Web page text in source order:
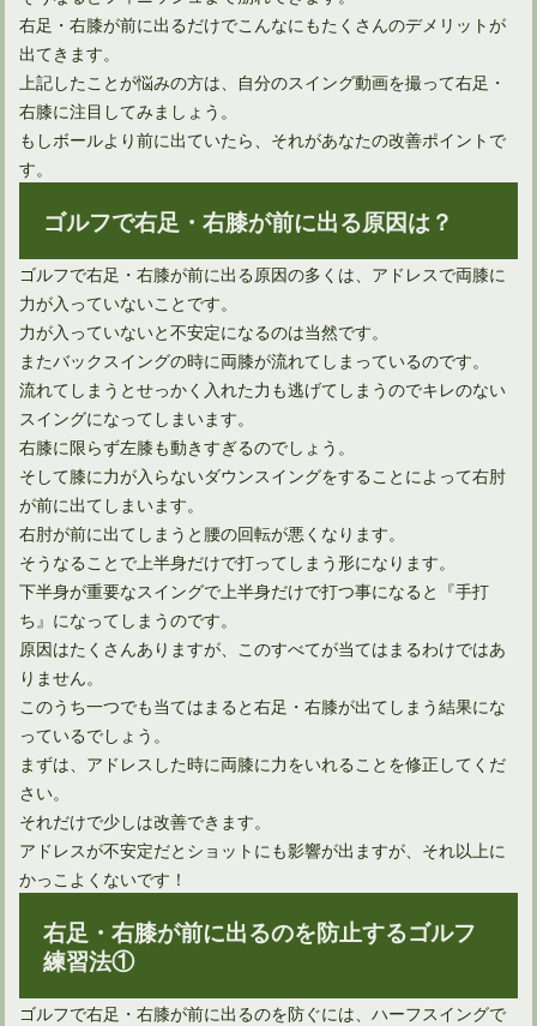
ドライバーの引っ掛けはシャフトの前に確認することがある
ユーティリティは打ち方によってボール位置を変えればOK！
ドライバーを構えたときの手首の角度は再現できる？
右足・右膝が前に出るだけでこんなにもたくさんのデメリットが
出てきます。
上記したことが悩みの方は、自分のスイング動画を撮って右足・
右膝に注目してみましょう。
もしボールより前に出ていたら、それがあなたの改善ポイントで
す。
ゴルフで右足・右膝が前に出る原因は？
ゴルフで右足・右膝が前に出る原因の多くは、アドレスで両膝に
力が入っていないことです。
力が入っていないと不安定になるのは当然です。
またバックスイングの時に両膝が流れてしまっているのです。
流れてしまうとせっかく入れた力も逃げてしまうのでキレのない
スイングになってしまいます。
右膝に限らず左膝も動きすぎるのでしょう。
そして膝に力が入らないダウンスイングをすることによって右肘
が前に出てしまいます。
右肘が前に出てしまうと腰の回転が悪くなります。
そうなることで上半身だけで打ってしまう形になります。
下半身が重要なスイングで上半身だけで打つ事になると『手打
ち』になってしまうのです。
原因はたくさんありますが、このすべてが当てはまるわけではあ
りません。
このうち一つでも当てはまると右足・右膝が出てしまう結果にな
っているでしょう。
まずは、アドレスした時に両膝に力をいれることを修正してくだ
さい。
それだけで少しは改善できます。
アドレスが不安定だとショットにも影響が出ますが、それ以上に
かっこよくないです！
右足・右膝が前に出るのを防止するゴルフ
練習法①
ゴルフで右足・右膝が前に出るのを防ぐには、ハーフスイングで